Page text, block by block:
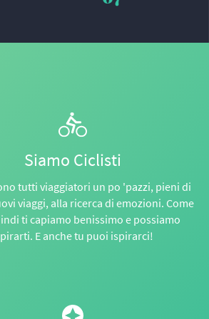
Siamo Ciclisti
tutti viaggiatori un po 'pazzi, pieni di
viaggi, alla ricerca di emozioni. Come
ti capiamo benissimo e possiamo
E anche tu puoi ispirarci!